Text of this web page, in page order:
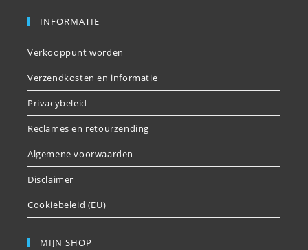
INFORMATIE
Verkooppunt worden
Verzendkosten en informatie
Privacybeleid
Reclames en retourzending
Algemene voorwaarden
Disclaimer
Cookiebeleid (EU)
MIJN SHOP